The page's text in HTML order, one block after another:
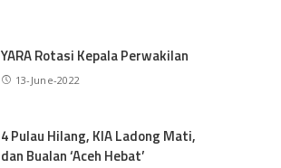
YARA Rotasi Kepala Perwakilan
13-June-2022
4 Pulau Hilang, KIA Ladong Mati,
dan Bualan ‘Aceh Hebat’